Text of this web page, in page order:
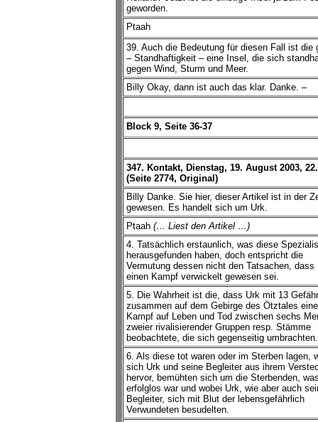
geworden.
Ptaah
39. Auch die Bedeutung für diesen Fall ist die
– Standhaftigkeit – eine Insel, die sich
gegen Wind, Sturm und Meer.
Billy Okay, dann ist auch das klar. Danke. –
Block 9, Seite 36-37
347. Kontakt, Dienstag, 19. August 2003,
(Seite 2774, Original)
Billy Danke. Sie hier, dieser Artikel ist in der
gewesen. Es handelt sich um Urk.
Ptaah (… Liest den Artikel …)
4. Tatsächlich erstaunlich, was diese
herausgefunden haben, doch entspricht die
Vermutung dessen nicht den Tatsachen, dass
einen Kampf verwickelt gewesen sei.
5. Die Wahrheit ist die, dass Urk mit 13
zusammen auf dem Gebirge des Ötztales
Kampf auf Leben und Tod zwischen sechs
zweier rivalisierender Gruppen resp. Stämme
beobachtete, die sich gegenseitig umbrachten.
6. Als diese tot waren oder im Sterben lagen,
sich Urk und seine Begleiter aus ihrem
hervor, bemühten sich um die Sterbenden,
erfolglos war und wobei Urk, wie aber auch
Begleiter, sich mit Blut der lebensgefährlich
Verwundeten besudelten.